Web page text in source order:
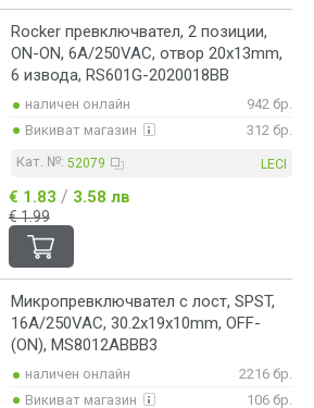
Rocker превключвател, 2 позиции,
ON-ON, 6A/250VAC, отвор 20x13mm,
6 извода, RS601G-2020018BB
наличен онлайн
942 бр.
Викиват магазин
312 бр.
Кат. №: 52079 LECI
€ 1.83 / 3.58 лв
€ 1.99
Микропревключвател с лост, SPST,
16A/250VAC, 30.2x19x10mm, OFF-
(ON), MS8012ABBB3
наличен онлайн
2216 бр.
Викиват магазин
106 бр.